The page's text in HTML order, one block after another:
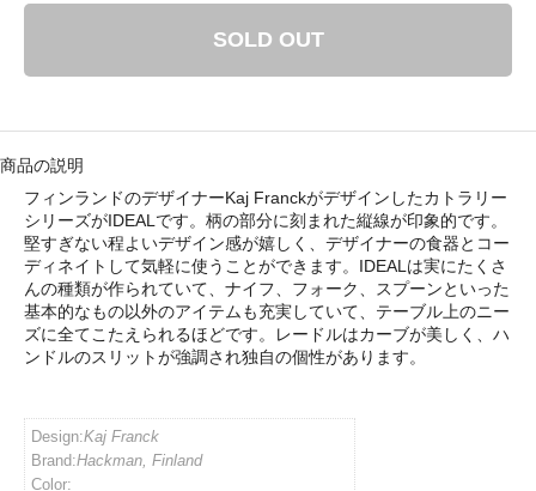
SOLD OUT
商品の説明
フィンランドのデザイナーKaj Franckがデザインしたカトラリー
シリーズがIDEALです。柄の部分に刻まれた縦線が印象的です。
堅すぎない程よいデザイン感が嬉しく、デザイナーの食器とコー
ディネイトして気軽に使うことができます。IDEALは実にたくさ
んの種類が作られていて、ナイフ、フォーク、スプーンといった
基本的なもの以外のアイテムも充実していて、テーブル上のニー
ズに全てこたえられるほどです。レードルはカーブが美しく、ハ
ンドルのスリットが強調され独自の個性があります。
Design:Kaj Franck
Brand:Hackman, Finland
Color:
ホーム＆インテリア
アート・カルチャー
バシーポリシー